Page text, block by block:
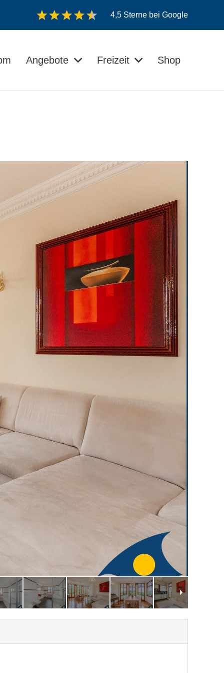
4,5 Sterne bei Google
Angebote Freizeit Shop